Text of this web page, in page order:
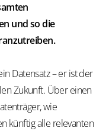
und so die
Datensatz – er ist der
Zukunft. Über einen
wie
künftig alle relevanten